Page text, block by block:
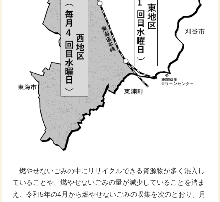
燃やせないごみの中にリサイクルできる資源物が多く混入し
ていることや、燃やせないごみの量が減少していることを踏ま
え、令和5年の4月から燃やせないごみの収集を次のとおり、月